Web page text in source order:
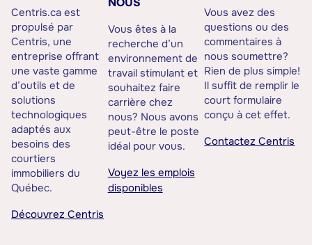
Centris.ca est
propulsé par
Centris, une
entreprise offrant
une vaste gamme
d’outils et de
solutions
technologiques
adaptés aux
besoins des
courtiers
immobiliers du
Québec.
Découvrez Centris
Vous êtes à la
recherche d’un
environnement de
travail stimulant et
souhaitez faire
carrière chez
nous? Nous avons
peut-être le poste
idéal pour vous.
Voyez les emplois
disponibles
Vous avez des
questions ou des
commentaires à
nous soumettre?
Rien de plus simple!
Il suffit de remplir le
court formulaire
conçu à cet effet.
Contactez Centris